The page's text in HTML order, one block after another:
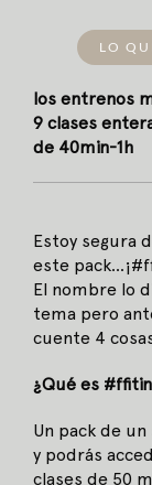
LO
los entrenos
9 clases
de 40min-1h
Estoy segura
este
El nombre lo
tema pero
cuente 4
¿Qué es
Un pack de
y podrás
clases de 50